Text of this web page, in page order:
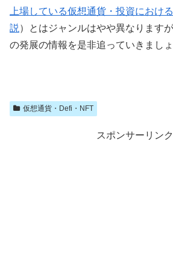
上場している仮想通貨・投資におけ
説 ）とはジャンルはやや異なります
の発展の情報を是非追っていきましょ
仮想通貨・Defi・NFT
スポンサーリンク